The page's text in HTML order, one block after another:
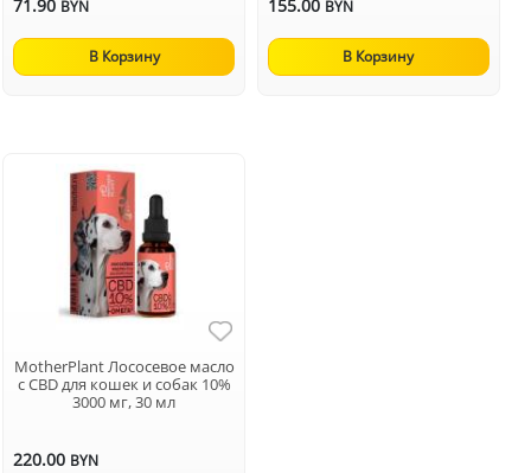
71.90 BYN
В Корзину
155.00 BYN
В Корзину
MotherPlant Лососевое масло
с CBD для кошек и собак 10%
3000 мг, 30 мл
220.00 BYN